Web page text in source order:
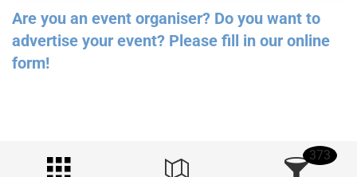
Are you an event organiser? Do you want to
advertise your event? Please fill in our online
form!
373